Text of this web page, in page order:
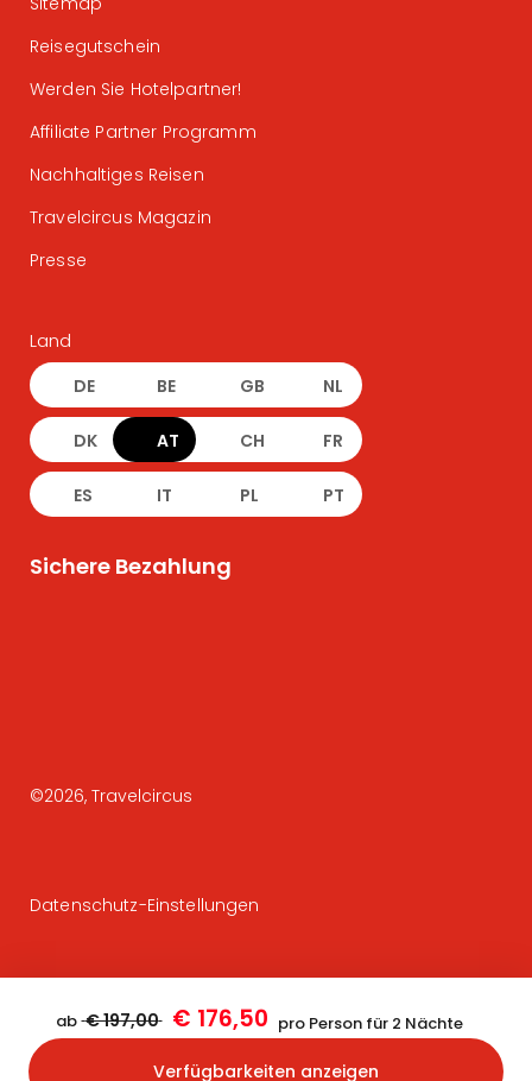
ab € 197,00 € 176,50 pro Person für 2 Nächte
Verfügbarkeiten anzeigen
Reisegutschein
Werden Sie Hotelpartner!
Affiliate Partner Programm
Nachhaltiges Reisen
Travelcircus Magazin
Presse
Land
DE BE GB NL
DK AT CH FR
ES IT PL PT
Sichere Bezahlung
©2026, Travelcircus
Datenschutz-Einstellungen